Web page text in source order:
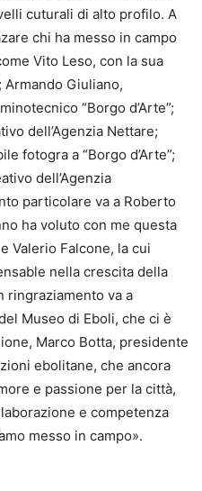
cuturali di alto profilo. A
chi ha messo in campo
Vito Leso, con la sua
Armando Giuliano,
“Borgo d’Arte”;
dell’Agenzia Nettare;
fotogra a “Borgo d’Arte”;
dell’Agenzia
particolare va a Roberto
ha voluto con me questa
Valerio Falcone, la cui
nella crescita della
ringraziamento va a
Museo di Eboli, che ci è
Marco Botta, presidente
ebolitane, che ancora
e passione per la città,
e competenza
messo in campo».